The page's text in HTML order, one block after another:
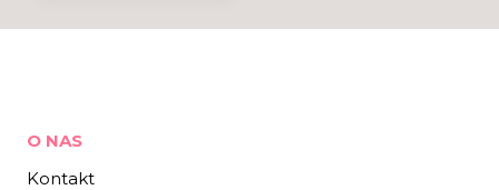
O NAS
Kontakt